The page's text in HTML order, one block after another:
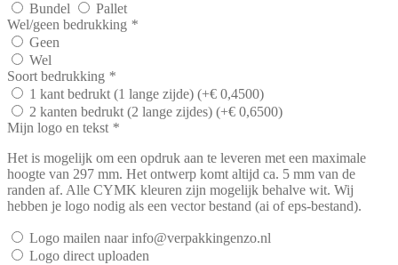
Bundel
Pallet
Wel/geen bedrukking *
Geen
Wel
Soort bedrukking *
1 kant bedrukt (1 lange zijde) (+€ 0,4500)
2 kanten bedrukt (2 lange zijdes) (+€ 0,6500)
Mijn logo en tekst *
Het is mogelijk om een opdruk aan te leveren met een maximale
hoogte van 297 mm. Het ontwerp komt altijd ca. 5 mm van de
randen af. Alle CYMK kleuren zijn mogelijk behalve wit. Wij
hebben je logo nodig als een vector bestand (ai of eps-bestand).
Logo mailen naar info@verpakkingenzo.nl
Logo direct uploaden